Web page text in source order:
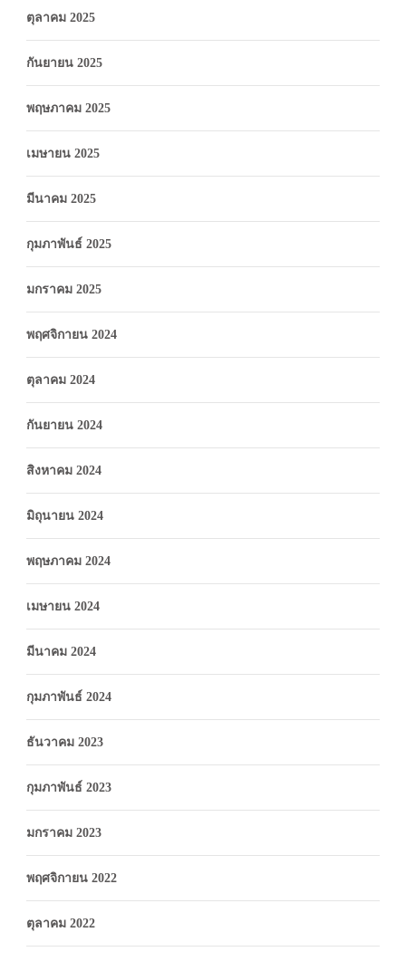
ตุลาคม 2025
กันยายน 2025
พฤษภาคม 2025
เมษายน 2025
มีนาคม 2025
กุมภาพันธ์ 2025
มกราคม 2025
พฤศจิกายน 2024
ตุลาคม 2024
กันยายน 2024
สิงหาคม 2024
มิถุนายน 2024
พฤษภาคม 2024
เมษายน 2024
มีนาคม 2024
กุมภาพันธ์ 2024
ธันวาคม 2023
กุมภาพันธ์ 2023
มกราคม 2023
พฤศจิกายน 2022
ตุลาคม 2022